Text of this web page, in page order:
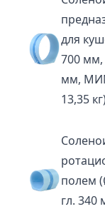
для
700 мм,
мм,
13,35
полем
гл.